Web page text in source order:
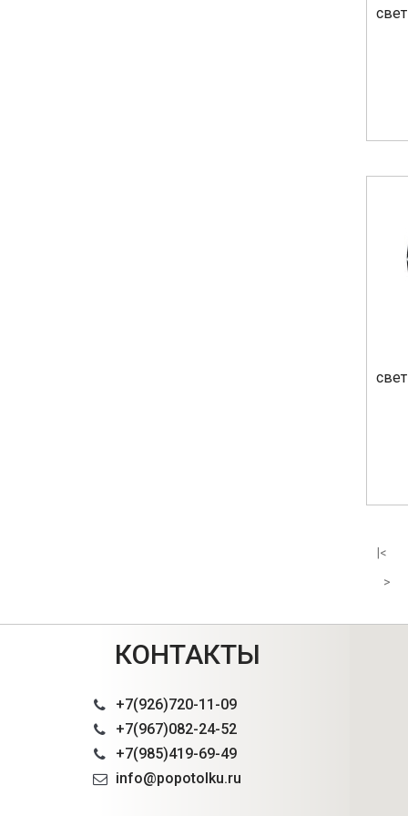
|<
>
КОНТАКТЫ
+7(926)720-11-09
+7(967)082-24-52
+7(985)419-69-49
info@popotolku.ru